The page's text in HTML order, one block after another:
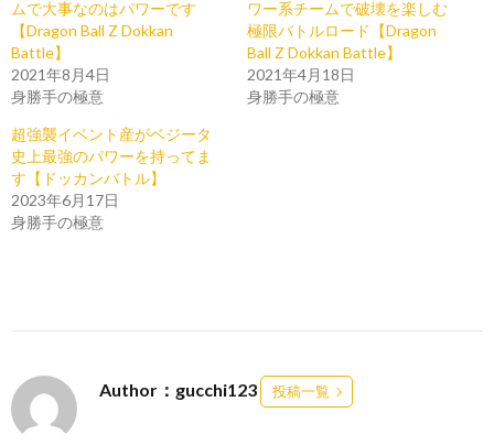
ムで大事なのはパワーです
【Dragon Ball Z Dokkan
Battle】
2021年8月4日
身勝手の極意
ワー系チームで破壊を楽しむ
極限バトルロード【Dragon
Ball Z Dokkan Battle】
2021年4月18日
身勝手の極意
超強襲イベント産がベジータ
史上最強のパワーを持ってま
す【ドッカンバトル】
2023年6月17日
身勝手の極意
Author：gucchi123 投稿一覧